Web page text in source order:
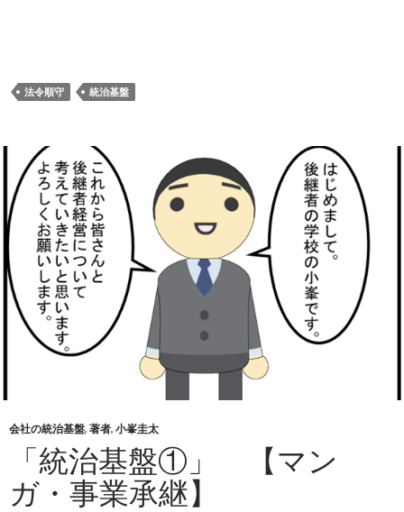
法令順守 統治基盤
会社の統治基盤, 著者, 小峯圭太
「統治基盤①」 【マン
ガ・事業承継】